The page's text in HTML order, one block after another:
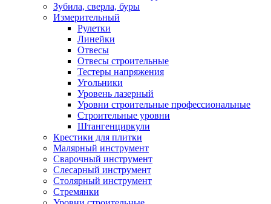
Зубила, сверла, буры
Измерительный
Рулетки
Линейки
Отвесы
Отвесы строительные
Тестеры напряжения
Угольники
Уровень лазерный
Уровни строительные профессиональные
Строительные уровни
Штангенциркули
Крестики для плитки
Малярный инструмент
Сварочный инструмент
Слесарный инструмент
Столярный инструмент
Стремянки